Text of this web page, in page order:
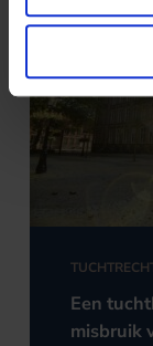
Een
misbruik